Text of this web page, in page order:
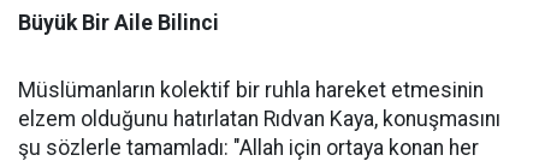
Büyük Bir Aile Bilinci
Müslümanların kolektif bir ruhla hareket etmesinin
elzem olduğunu hatırlatan Rıdvan Kaya, konuşmasını
şu sözlerle tamamladı: "Allah için ortaya konan her